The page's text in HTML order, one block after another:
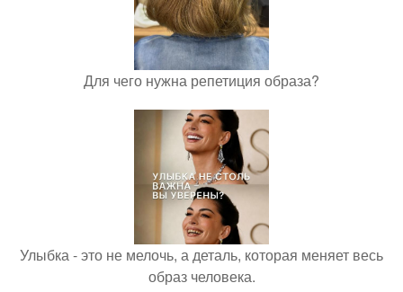
Для чего нужна репетиция образа?
Улыбка - это не мелочь, а деталь, которая меняет весь
образ человека.